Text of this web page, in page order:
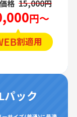
格 15,000円
円～
Lパック